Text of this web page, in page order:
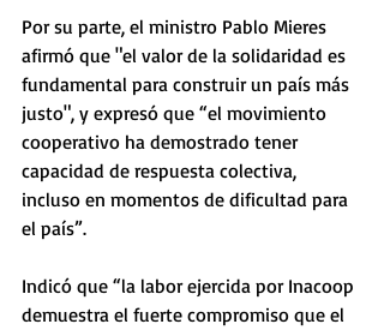
Por su parte, el ministro Pablo Mieres
afirmó que "el valor de la solidaridad es
fundamental para construir un país más
justo", y expresó que “el movimiento
cooperativo ha demostrado tener
capacidad de respuesta colectiva,
incluso en momentos de dificultad para
el país”.
Indicó que “la labor ejercida por Inacoop
demuestra el fuerte compromiso que el